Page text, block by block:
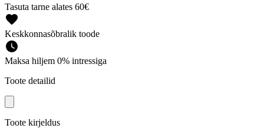
Tasuta tarne alates 60€
Keskkonnasõbralik toode
Maksa hiljem 0% intressiga
Toote detailid
Toote kirjeldus